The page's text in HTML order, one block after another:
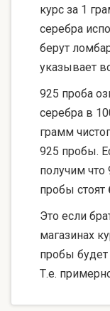
курс за 1
серебра
берут
указывает
925 проба
серебра в
грамм
925 пробы.
получим что
пробы стоят
Это если
магазинах
пробы
Т.е.